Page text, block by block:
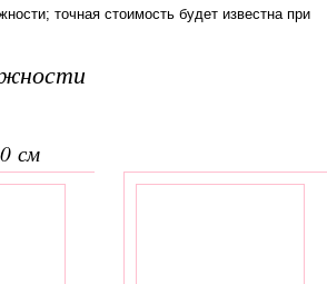
точная стоимость будет известна при
см